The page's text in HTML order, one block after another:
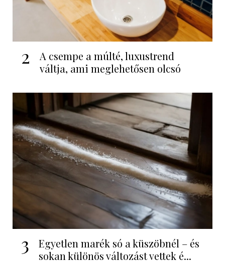
2
A csempe a múlté, luxustrend
váltja, ami meglehetősen olcsó
3
Egyetlen marék só a küszöbnél – és
sokan különös változást vettek é...